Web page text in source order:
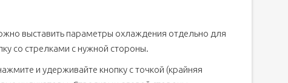
выставить параметры охлаждения отдельно для
со стрелками с нужной стороны.
и удерживайте кнопку с точкой (крайняя